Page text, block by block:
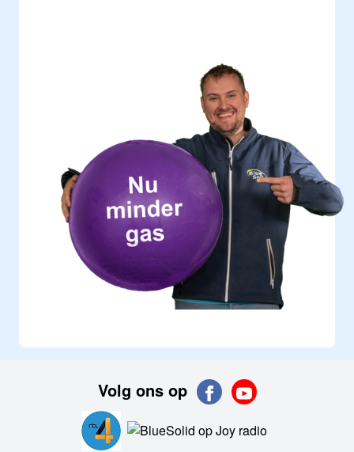
Volg ons op